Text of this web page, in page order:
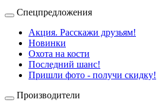
Спецпредложения
Акция. Расскажи друзьям!
Новинки
Охота на кости
Последний шанс!
Пришли фото - получи скидку!
Производители